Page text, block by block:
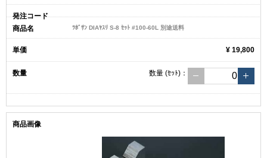
ﾂﾎﾞｻﾝ DIAﾔｽﾘ S-8 ｾｯﾄ #100-60L 別途送料
¥ 19,800
数量 (ｾｯﾄ) ：